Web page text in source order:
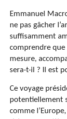
Emmanuel
ne pas gâcher
suffisamment
comprendre que
mesure,
sera-t-il ? Il est
Ce voyage
potentiellement
comme